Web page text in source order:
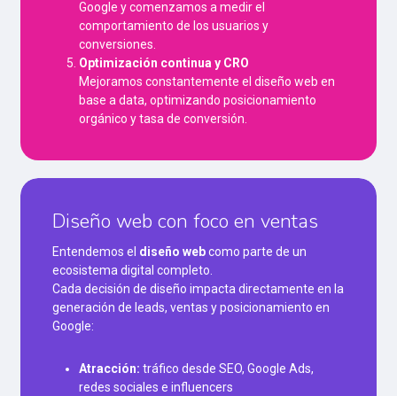
Google y comenzamos a medir el
comportamiento de los usuarios y
conversiones.
Optimización continua y CRO
Mejoramos constantemente el diseño web en
base a data, optimizando posicionamiento
orgánico y tasa de conversión.
Diseño web con foco en ventas
Entendemos el diseño webcomo parte de un
ecosistema digital completo.
Cada decisión de diseño impacta directamente en la
generación de leads, ventas y posicionamiento en
Google:
Atracción: tráfico desde SEO, Google Ads,
redes sociales e influencers